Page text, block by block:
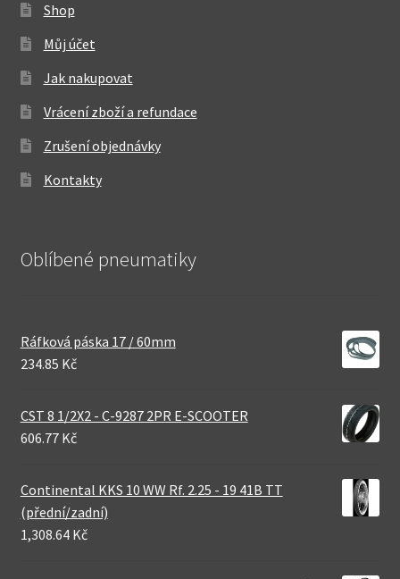
Shop
Můj účet
Jak nakupovat
Vrácení zboží a refundace
Zrušení objednávky
Kontakty
Oblíbené pneumatiky
Ráfková páska 17 / 60mm
234.85 Kč
CST 8 1/2X2 - C-9287 2PR E-SCOOTER
606.77 Kč
Continental KKS 10 WW Rf. 2.25 - 19 41B TT
(přední/zadní)
1,308.64 Kč